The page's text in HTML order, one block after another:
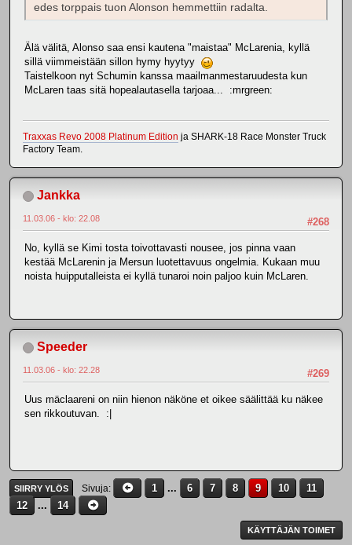
edes torppais tuon Alonson hemmettiin radalta.
Älä välitä, Alonso saa ensi kautena "maistaa" McLarenia, kyllä
sillä viimmeistään sillon hymy hyytyy
Taistelkoon nyt Schumin kanssa maailmanmestaruudesta kun
McLaren taas sitä hopealautasella tarjoaa... :mrgreen:
Traxxas Revo 2008 Platinum Edition ja SHARK-18 Race Monster Truck
Factory Team.
Jankka
#268
11.03.06 - klo: 22.08
No, kyllä se Kimi tosta toivottavasti nousee, jos pinna vaan
kestää McLarenin ja Mersun luotettavuus ongelmia. Kukaan muu
noista huipputalleista ei kyllä tunaroi noin paljoo kuin McLaren.
Speeder
#269
11.03.06 - klo: 22.28
Uus mäclaareni on niin hienon näköne et oikee säälittää ku näkee
sen rikkoutuvan. :|
SIIRRY YLÖS Sivuja 1 ... 6 7 8 9 10
11
12
... 14
KÄYTTÄJÄN TOIMET